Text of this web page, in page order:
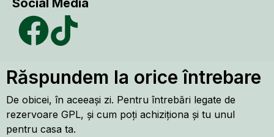
Răspundem la orice întrebare
De obicei, în aceeași zi. Pentru întrebări legate de
rezervoare GPL, și cum poți achiziționa și tu unul
pentru casa ta.